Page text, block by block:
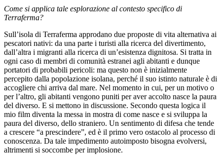
Come si applica tale esplorazione al contesto specifico di
Terraferma?
Sull’isola di Terraferma approdano due proposte di vita alternativa ai
pescatori nativi: da una parte i turisti alla ricerca del divertimento,
dall’altra i migranti alla ricerca di un’esistenza dignitosa. Si tratta in
ogni caso di membri di comunità estranei agli abitanti e dunque
portatori di probabili pericoli: ma questo non è inizialmente
percepito dalla popolazione isolana, perché il suo istinto naturale è di
accogliere chi arriva dal mare. Nel momento in cui, per un motivo o
per l’altro, gli abitanti vengono puniti per aver accolto nasce la paura
del diverso. E si mettono in discussione. Secondo questa logica il
mio film diventa la messa in mostra di come nasce e si sviluppa la
paura del diverso, dello straniero. Un sentimento di difesa che tende
a crescere “a prescindere”, ed è il primo vero ostacolo al processo di
conoscenza. Da tale impedimento autoimposto bisogna evolversi,
altrimenti si soccombe per implosione.